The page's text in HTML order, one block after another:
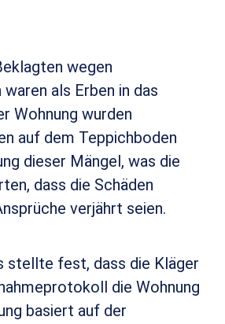
wegen
als Erben in das
Wohnung wurden
auf dem Teppichboden
dieser Mängel, was die
dass die Schäden
verjährt seien.
stellte fest, dass die Kläger
die Wohnung
basiert auf der